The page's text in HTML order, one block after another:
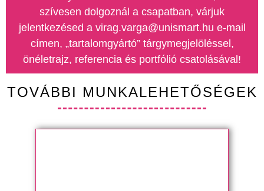
szívesen dolgoznál a csapatban, várjuk
jelentkezésed a virag.varga@unismart.hu e-mail
címen, „tartalomgyártó” tárgymegjelöléssel,
önéletrajz, referencia és portfólió csatolásával!
TOVÁBBI MUNKALEHETŐSÉGEK